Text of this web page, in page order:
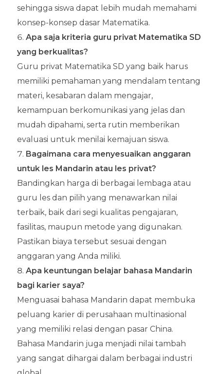
sehingga siswa dapat lebih mudah memahami
konsep-konsep dasar Matematika.
Apa saja kriteria guru privat Matematika SD
yang berkualitas?
Guru privat Matematika SD yang baik harus
memiliki pemahaman yang mendalam tentang
materi, kesabaran dalam mengajar,
kemampuan berkomunikasi yang jelas dan
mudah dipahami, serta rutin memberikan
evaluasi untuk menilai kemajuan siswa.
Bagaimana cara menyesuaikan anggaran
untuk les Mandarin atau les privat?
Bandingkan harga di berbagai lembaga atau
guru les dan pilih yang menawarkan nilai
terbaik, baik dari segi kualitas pengajaran,
fasilitas, maupun metode yang digunakan.
Pastikan biaya tersebut sesuai dengan
anggaran yang Anda miliki.
Apa keuntungan belajar bahasa Mandarin
bagi karier saya?
Menguasai bahasa Mandarin dapat membuka
peluang karier di perusahaan multinasional
yang memiliki relasi dengan pasar China.
Bahasa Mandarin juga menjadi nilai tambah
yang sangat dihargai dalam berbagai industri